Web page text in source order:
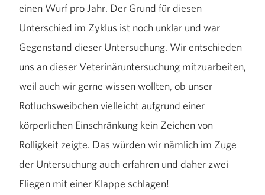
einen Wurf pro Jahr. Der Grund für diesen
Unterschied im Zyklus ist noch unklar und war
Gegenstand dieser Untersuchung. Wir entschieden
uns an dieser Veterinäruntersuchung mitzuarbeiten,
weil auch wir gerne wissen wollten, ob unser
Rotluchsweibchen vielleicht aufgrund einer
körperlichen Einschränkung kein Zeichen von
Rolligkeit zeigte. Das würden wir nämlich im Zuge
der Untersuchung auch erfahren und daher zwei
Fliegen mit einer Klappe schlagen!